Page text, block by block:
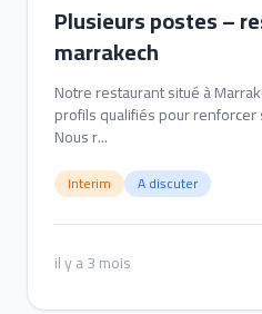
Plusieurs postes –
marrakech
Notre restaurant situé à
profils qualifiés pour
Nous r...
Interim A discuter
il y a 3 mois